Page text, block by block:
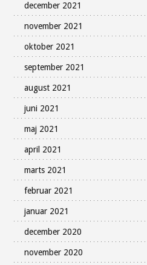
december 2021
november 2021
oktober 2021
september 2021
august 2021
juni 2021
maj 2021
april 2021
marts 2021
februar 2021
januar 2021
december 2020
november 2020